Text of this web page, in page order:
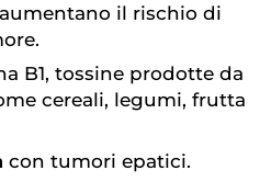
il rischio di
B1, tossine prodotte da
cereali, legumi, frutta
con tumori epatici.